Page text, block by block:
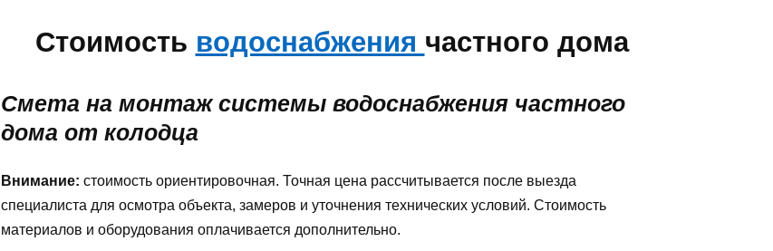
Стоимость водоснабжения частного дома
Смета на монтаж системы водоснабжения частного
дома от колодца
Внимание: стоимость ориентировочная. Точная цена рассчитывается после выезда
специалиста для осмотра объекта, замеров и уточнения технических условий. Стоимость
материалов и оборудования оплачивается дополнительно.